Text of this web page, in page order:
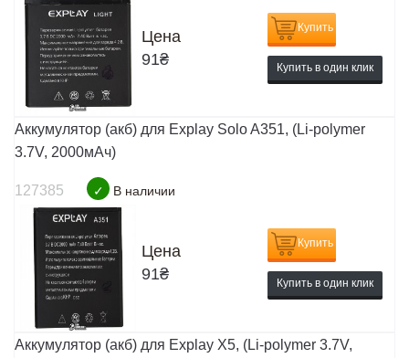
Цена
91₴
Купить
Купить в один клик
Аккумулятор (акб) для Explay Solo A351, (Li-polymer
3.7V, 2000мАч)
127385 ✓ В наличии
Цена
91₴
Купить
Купить в один клик
Аккумулятор (акб) для Explay X5, (Li-polymer 3.7V,